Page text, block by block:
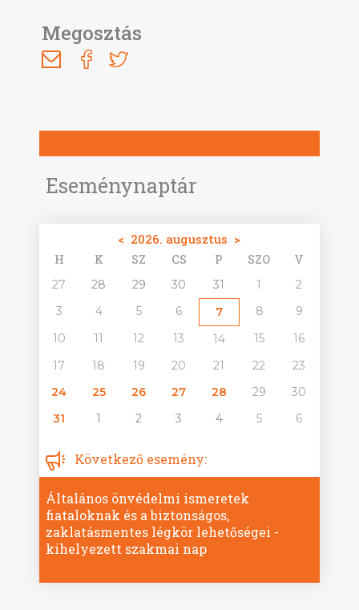
Eseménynaptár
< 2026. augusztus >
H K SZ CS P SZO V
27 28 29 30 31 1
2
3
4 5 6 7 8
9
10
11 12 13 14 15
16
17
18 19 20 21 22
23
24
25 26 27 28 29
30
31
1 2 3 4 5 6
Következő esemény:
Általános önvédelmi ismeretek
fiataloknak és a biztonságos,
zaklatásmentes légkör lehetőségei -
kihelyezett szakmai nap
Megosztás